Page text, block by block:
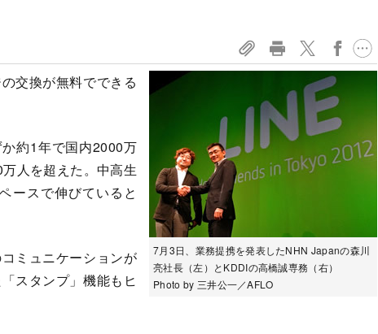
7月3日、業務提携を発表したNHN Japanの森川
亮社長（左）とKDDIの高橋誠専務（右）
Photo by 三井公一／AFLO
交換が無料でできる
約1年で国内2000万
人を超えた。中高生
ースで伸びていると
ミュニケーションが
スタンプ」機能もヒ